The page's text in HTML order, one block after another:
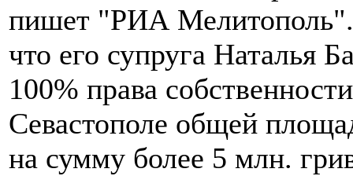
пишет "РИА Мелитополь".
что его супруга Наталья
100% права
Севастополе общей
на сумму более 5 млн.